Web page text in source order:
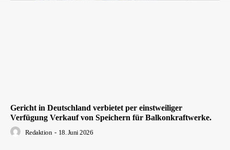
Gericht in Deutschland verbietet per einstweiliger
Verfügung Verkauf von Speichern für Balkonkraftwerke.
Redaktion - 18. Juni 2026